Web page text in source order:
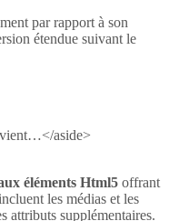
par rapport à son
étendue suivant le
aside>
éléments Html5 offrant
les médias et les
attributs supplémentaires.